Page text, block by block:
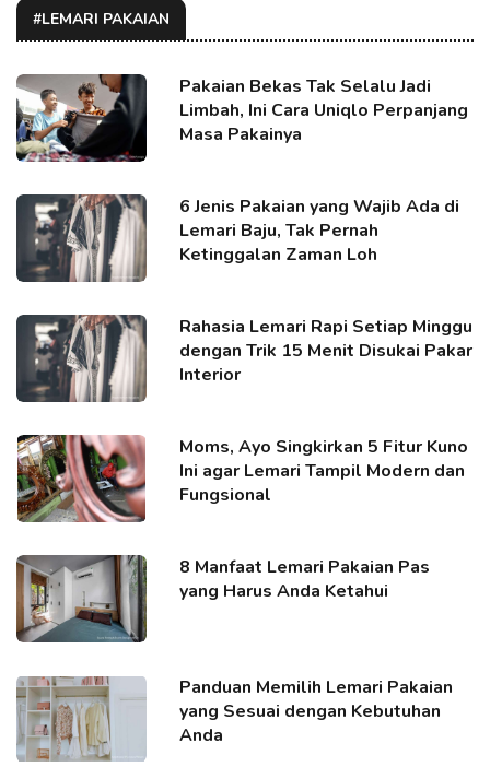
#LEMARI PAKAIAN
Pakaian Bekas Tak Selalu Jadi
Limbah, Ini Cara Uniqlo Perpanjang
Masa Pakainya
6 Jenis Pakaian yang Wajib Ada di
Lemari Baju, Tak Pernah
Ketinggalan Zaman Loh
Rahasia Lemari Rapi Setiap Minggu
dengan Trik 15 Menit Disukai Pakar
Interior
Moms, Ayo Singkirkan 5 Fitur Kuno
Ini agar Lemari Tampil Modern dan
Fungsional
8 Manfaat Lemari Pakaian Pas
yang Harus Anda Ketahui
Panduan Memilih Lemari Pakaian
yang Sesuai dengan Kebutuhan
Anda